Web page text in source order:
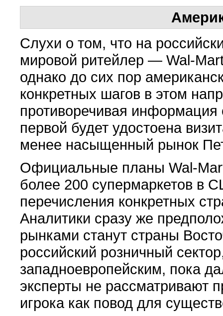
Слухи о том, что на
мировой ритейлер — Wal-
однако до сих пор
конкретных шагов в этом
противоречивая информация
первой будет удостоена
менее насыщенный рынок
Официальные планы Wal-
более 200 супермаркетов в
перечисления конкретных
Аналитики сразу же
рынками станут страны
российский розничный
западноевропейским, пока
эксперты не рассматривают
игрока как повод для